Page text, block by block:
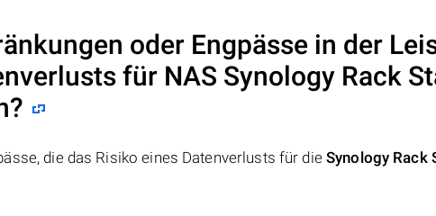
oder Engpässe in der
für NAS Synology Rack
die das Risiko eines Datenverlusts für die Synology Rack